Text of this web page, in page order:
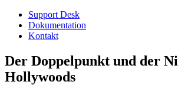
Support Desk
Dokumentation
Kontakt
Der Doppelpunkt und der
Hollywoods